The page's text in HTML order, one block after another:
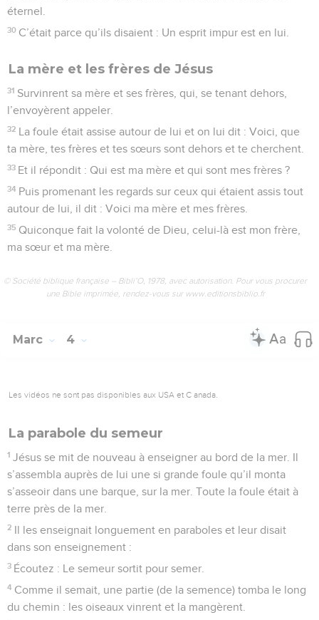
éternel.
30 C’était parce qu’ils disaient : Un esprit impur est en lui.
La mère et les frères de Jésus
31 Survinrent sa mère et ses frères, qui, se tenant dehors,
l’envoyèrent appeler.
32 La foule était assise autour de lui et on lui dit : Voici, que
ta mère, tes frères et tes sœurs sont dehors et te cherchent.
33 Et il répondit : Qui est ma mère et qui sont mes frères ?
34 Puis promenant les regards sur ceux qui étaient assis tout
autour de lui, il dit : Voici ma mère et mes frères.
35 Quiconque fait la volonté de Dieu, celui-là est mon frère,
ma sœur et ma mère.
© Société biblique française – Bibli’O, 1978, avec autorisation. Pour vous procurer
une Bible imprimée, rendez-vous sur www.editionsbiblio.fr
Marc 4
Les vidéos ne sont pas disponibles aux USA et C anada.
La parabole du semeur
1 Jésus se mit de nouveau à enseigner au bord de la mer. Il
s’assembla auprès de lui une si grande foule qu’il monta
s’asseoir dans une barque, sur la mer. Toute la foule était à
terre près de la mer.
2 Il les enseignait longuement en paraboles et leur disait
dans son enseignement :
3 Écoutez : Le semeur sortit pour semer.
4 Comme il semait, une partie (de la semence) tomba le long
du chemin : les oiseaux vinrent et la mangèrent.